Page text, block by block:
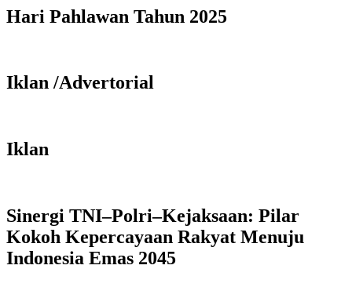
Hari Pahlawan Tahun 2025
Iklan /Advertorial
Iklan
Sinergi TNI–Polri–Kejaksaan: Pilar
Kokoh Kepercayaan Rakyat Menuju
Indonesia Emas 2045